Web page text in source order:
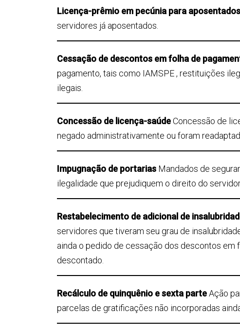
Licença-prêmio em pecúnia para aposentados
servidores já aposentados.
Cessação de descontos em folha de
pagamento, tais como IAMSPE , restituições
ilegais.
Concessão de licença-saúdeConcessão de
negado administrativamente ou foram
Impugnação de portarias Mandados de
ilegalidade que prejudiquem o direito do
Restabelecimento de adicional de
servidores que tiveram seu grau de
ainda o pedido de cessação dos descontos em
descontado.
Recálculo de quinquênio e sexta parteAção
parcelas de gratificações não incorporadas